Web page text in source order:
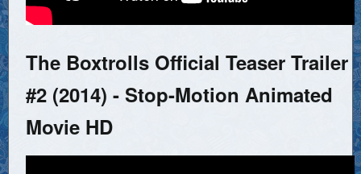
The Boxtrolls Official Teaser Trailer
#2 (2014) - Stop-Motion Animated
Movie HD